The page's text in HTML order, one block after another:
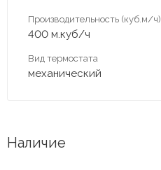
Производительность (куб.м/ч)
400 м.куб/ч
Вид термостата
механический
Наличие